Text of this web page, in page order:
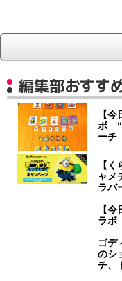
編集部おすす
【
ボ “
ーチ
【
ャメ
ラバ
【
ラボ
ゴデ
のシ
チ、